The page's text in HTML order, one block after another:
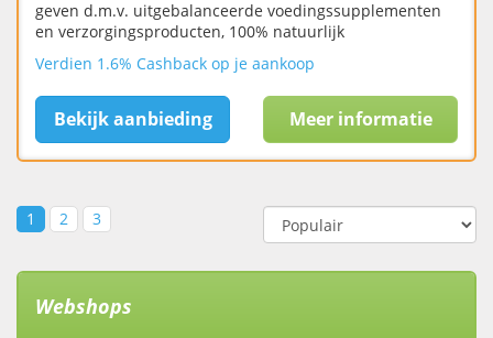
geven d.m.v. uitgebalanceerde voedingssupplementen
en verzorgingsproducten, 100% natuurlijk
Verdien 1.6% Cashback op je aankoop
Bekijk aanbieding Meer informatie
1 2 3
Webshops